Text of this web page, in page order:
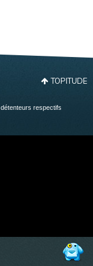
TOPITUDE
respectifs